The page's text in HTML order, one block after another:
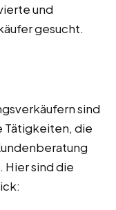
und
gesucht.
sind
Tätigkeiten, die
sind die